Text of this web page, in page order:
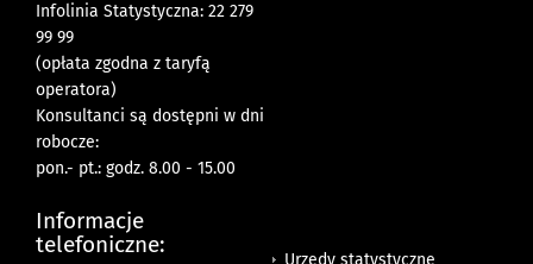
Infolinia Statystyczna: 22 279
99 99
(opłata zgodna z taryfą
operatora)
Konsultanci są dostępni w dni
robocze:
pon.- pt.: godz. 8.00 - 15.00
Informacje
telefoniczne: